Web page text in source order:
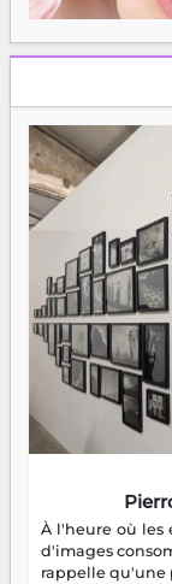
À l'heure où les
d'images
rappelle qu'une